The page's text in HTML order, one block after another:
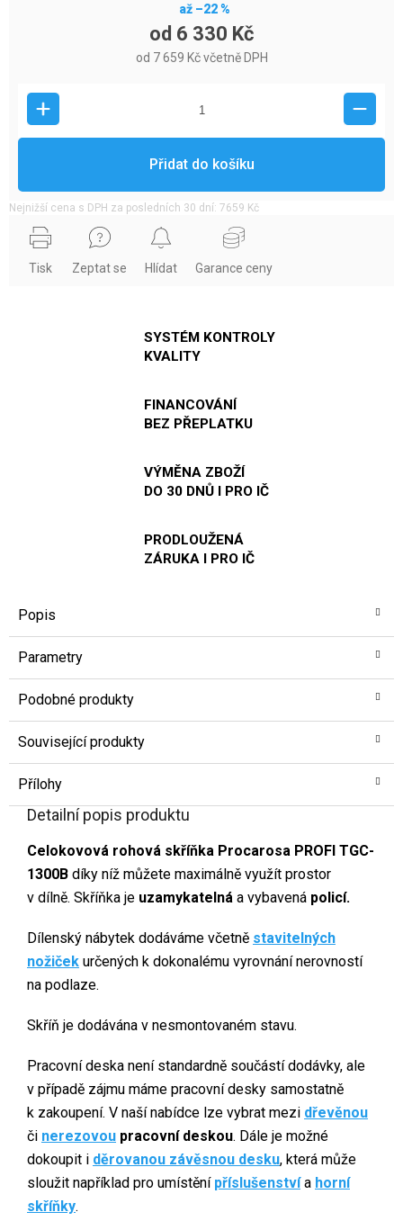
až –22 %
od 6 330 Kč
od 7 659 Kčvčetně DPH
Přidat do košíku
Nejnižší cena s DPH za posledních 30 dní: 7659 Kč
Tisk Zeptat se Hlídat Garance ceny
SYSTÉM KONTROLY
KVALITY
FINANCOVÁNÍ
BEZ PŘEPLATKU
VÝMĚNA ZBOŽÍ
DO 30 DNŮ I PRO IČ
PRODLOUŽENÁ
ZÁRUKA I PRO IČ
Popis
Parametry
Podobné produkty
Související produkty
Přílohy
Detailní popis produktu
Celokovová rohová skříňka Procarosa PROFI TGC-
1300B díky níž můžete maximálně využít prostor
v dílně. Skříňka je uzamykatelná a vybavená policí.
Dílenský nábytek dodáváme včetně stavitelných
nožiček určených k dokonalému vyrovnání nerovností
na podlaze.
Skříň je dodávána v nesmontovaném stavu.
Pracovní deska není standardně součástí dodávky, ale
v případě zájmu máme pracovní desky samostatně
k zakoupení. V naší nabídce lze vybrat mezi dřevěnou
či nerezovou pracovní deskou. Dále je možné
dokoupit i děrovanou závěsnou desku, která může
sloužit například pro umístění příslušenstvía horní
skříňky.